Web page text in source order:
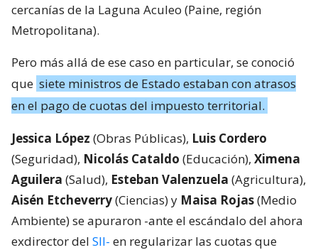
cercanías de la Laguna Aculeo (Paine, región
Metropolitana).
Pero más allá de ese caso en particular, se conoció
que siete ministros de Estado estaban con atrasos
en el pago de cuotas del impuesto territorial.
Jessica López (Obras Públicas), Luis Cordero
(Seguridad), Nicolás Cataldo (Educación), Ximena
Aguilera (Salud), Esteban Valenzuela (Agricultura),
Aisén Etcheverry(Ciencias) y Maisa Rojas(Medio
Ambiente) se apuraron -ante el escándalo del ahora
exdirector del SII- en regularizar las cuotas que